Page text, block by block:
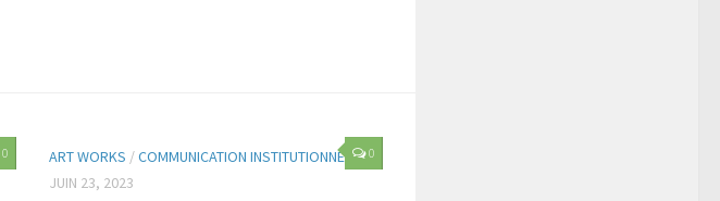
0 0
ART WORKS /COMMUNICATION INSTITUTIONNELLE
JUIN 23, 2023